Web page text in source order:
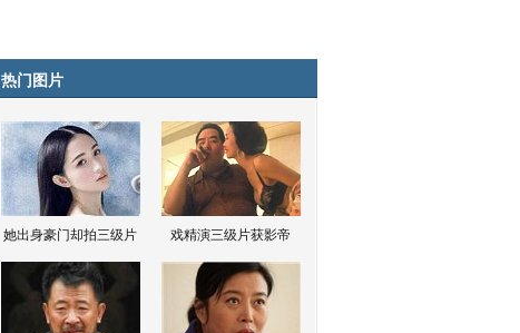
热门图片
她出身豪门却拍三级片 戏精演三级片获影帝